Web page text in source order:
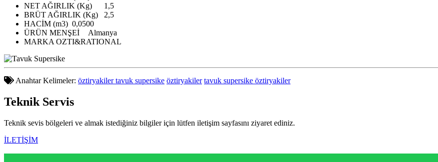
NET AĞIRLIK (Kg)
1,5
BRÜT AĞIRLIK (Kg)
2,5
HACİM (m3) 0,0500
ÜRÜN MENŞEİ
Almanya
MARKA OZTI&RATIONAL
Anahtar Kelimeler: öztiryakiler tavuk supersike öztiryakiler tavuk supersike öztiryakiler
Teknik Servis
Teknik sevis bölgeleri ve almak istediğiniz bilgiler için lütfen iletişim sayfasını ziyaret ediniz.
İLETİŞİM